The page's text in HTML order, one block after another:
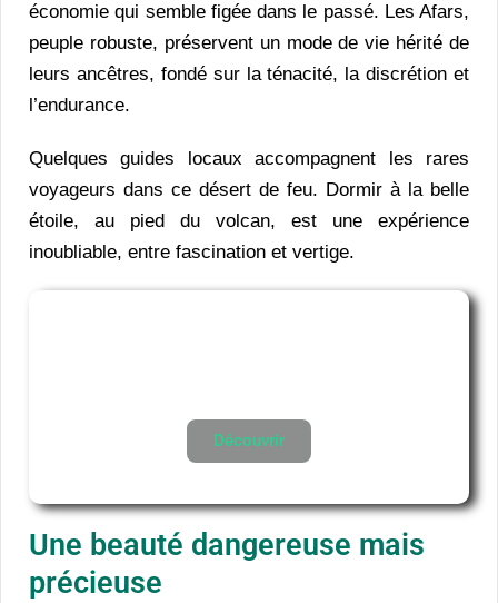
économie qui semble figée dans le passé. Les Afars,
peuple robuste, préservent un mode de vie hérité de
leurs ancêtres, fondé sur la ténacité, la discrétion et
l’endurance.
Quelques guides locaux accompagnent les rares
voyageurs dans ce désert de feu. Dormir à la belle
étoile, au pied du volcan, est une expérience
inoubliable, entre fascination et vertige.
Découvrir
Une beauté dangereuse mais
précieuse